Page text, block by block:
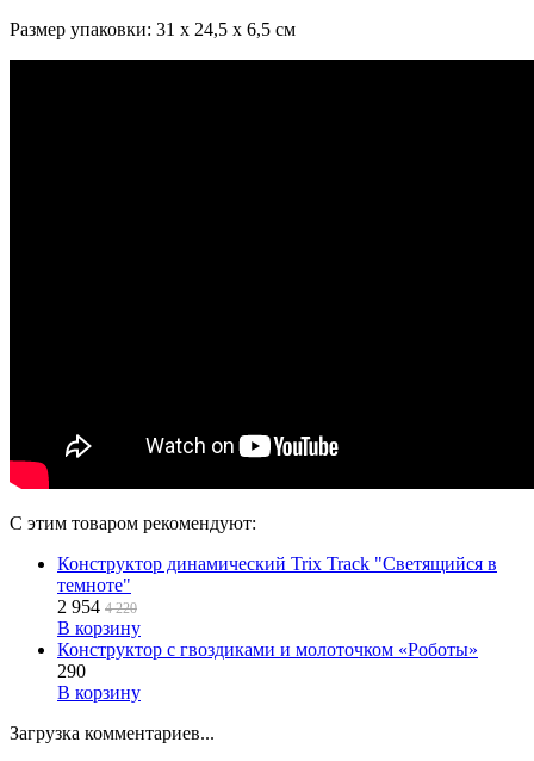
Размер упаковки: 31 х 24,5 х 6,5 см
С этим товаром рекомендуют:
Конструктор динамический Trix Track "Светящийся в
темноте"
2 954 4 220
В корзину
Конструктор с гвоздиками и молоточком «Роботы»
290
В корзину
Загрузка комментариев...